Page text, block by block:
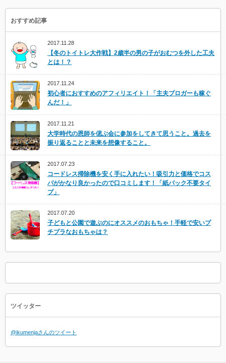
おすすめ記事
2017.11.28
【冬のトイトレ大作戦】2歳半の男の子がおむつを外した工夫
とは！？
2017.11.24
初心者におすすめのアフィリエイト！「主夫ブロガーも稼ぐ
んだ！」
2017.11.21
大学時代の恩師を偲ぶ会に参加をしてきて思うこと。過去を
振り返ることと未来を想像すること。
2017.07.23
コードレス掃除機を安く手に入れたい！吸引力と価格でコス
パがかなり良かったので口コミします！「紙パック不要タイ
プ」
2017.07.20
子どもと公園で遊ぶのにオススメのおもちゃ！手軽で安いプ
チプラなおもちゃは？
ツイッター
@ikumenjaさんのツイート